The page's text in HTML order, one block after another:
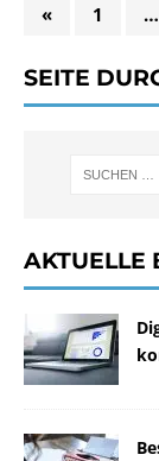
« 1 …
SEITE
AKTUELLE